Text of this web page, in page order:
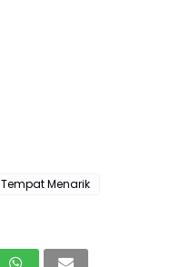
Tempat Menarik